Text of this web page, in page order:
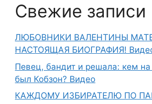
Свежие записи
ЛЮБОВНИКИ ВАЛЕНТИНЫ
НАСТОЯЩАЯ БИОГРАФИЯ!
Певец, бандит и решала: кем
был Кобзон? Видео
КАЖДОМУ ИЗБИРАТЕЛЮ ПО